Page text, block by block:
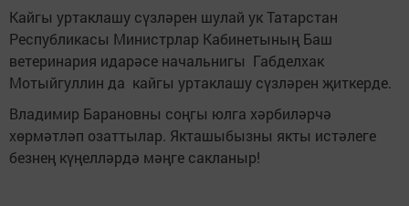
Кайгы уртаклашу сүзләрен шулай ук Татарстан
Республикасы Министрлар Кабинетының Баш
ветеринария идарәсе начальнигы Габделхак
Мотыйгуллин да кайгы уртаклашу сүзләрен җиткерде.
Владимир Барановны соңгы юлга хәрбиләрчә
хөрмәтләп озаттылар. Якташыбызны якты истәлеге
безнең күңелләрдә мәңге сакланыр!